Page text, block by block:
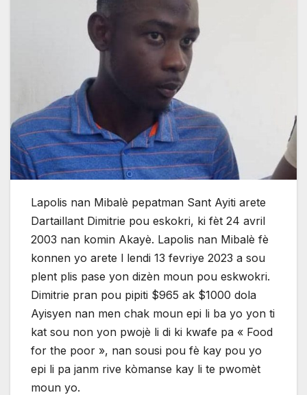
Lapolis nan Mibalè pepatman Sant Ayiti arete
Dartaillant Dimitrie pou eskokri, ki fèt 24 avril
2003 nan komin Akayè. Lapolis nan Mibalè fè
konnen yo arete l lendi 13 fevriye 2023 a sou
plent plis pase yon dizèn moun pou eskwokri.
Dimitrie pran pou pipiti $965 ak $1000 dola
Ayisyen nan men chak moun epi li ba yo yon ti
kat sou non yon pwojè li di ki kwafe pa « Food
for the poor », nan sousi pou fè kay pou yo
epi li pa janm rive kòmanse kay li te pwomèt
moun yo.